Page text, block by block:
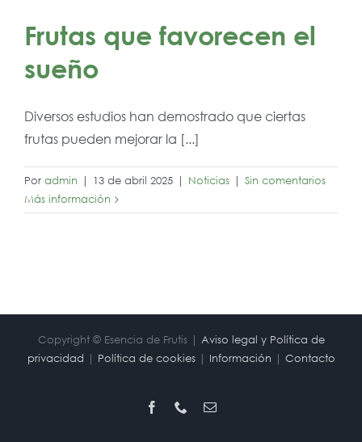
Frutas que favorecen el
sueño
Diversos estudios han demostrado que ciertas
frutas pueden mejorar la [...]
Por admin | 13 de abril 2025 | Noticias | Sin comentarios
Más información
Copyright © Esencia de Frutis | Aviso legal y Política de
privacidad | Política de cookies| Información | Contacto
Facebook
PhoneCorreo